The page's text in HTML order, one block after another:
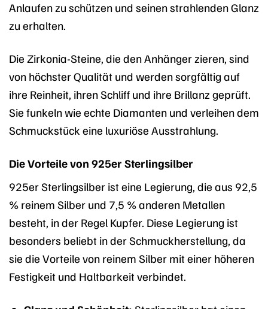
Anlaufen zu schützen und seinen strahlenden Glanz
zu erhalten.
Die Zirkonia-Steine, die den Anhänger zieren, sind
von höchster Qualität und werden sorgfältig auf
ihre Reinheit, ihren Schliff und ihre Brillanz geprüft.
Sie funkeln wie echte Diamanten und verleihen dem
Schmuckstück eine luxuriöse Ausstrahlung.
Die Vorteile von 925er Sterlingsilber
925er Sterlingsilber ist eine Legierung, die aus 92,5
% reinem Silber und 7,5 % anderen Metallen
besteht, in der Regel Kupfer. Diese Legierung ist
besonders beliebt in der Schmuckherstellung, da
sie die Vorteile von reinem Silber mit einer höheren
Festigkeit und Haltbarkeit verbindet.